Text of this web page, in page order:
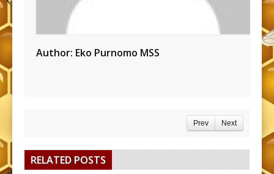
Author: Eko Purnomo MSS
Prev Next
RELATED POSTS